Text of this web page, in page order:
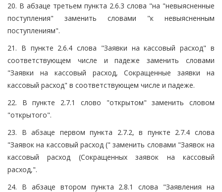
20. В абзаце третьем пункта 2.6.3 слова "на "невыясненные
поступления" заменить словами "к невыясненным
поступлениям".
21. В пункте 2.6.4 слова "Заявки на кассовый расход" в
соответствующем числе и падеже заменить словами
"Заявки на кассовый расход, Сокращенные заявки на
кассовый расход" в соответствующем числе и падеже.
22. В пункте 2.7.1 слово "открытом" заменить словом
"открытого".
23. В абзаце первом пункта 2.7.2, в пункте 2.7.4 слова
"Заявок на кассовый расход (" заменить словами "Заявок на
кассовый расход (Сокращенных заявок на кассовый
расход,".
24. В абзаце втором пункта 2.8.1 слова "Заявления на